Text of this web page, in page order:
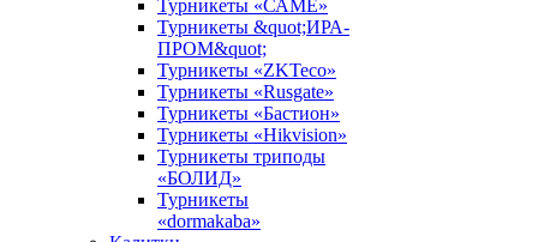
Турникеты «САМЕ»
Турникеты &quot;ИРА-
ПРОМ&quot;
Турникеты «ZKTeco»
Турникеты «Rusgate»
Турникеты «Бастион»
Турникеты «Hikvision»
Турникеты триподы
«БОЛИД»
Турникеты
«dormakaba»